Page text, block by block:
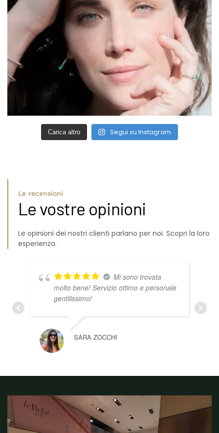
Carica altro Segui su Instagram
Le recensioni
Le vostre opinioni
Le opinioni dei nostri clienti parlano per noi. Scopri la loro
esperienza.
Mi sono trovata
molto bene! Servizio ottimo e personale
gentilissimo!
SARA ZOCCHI